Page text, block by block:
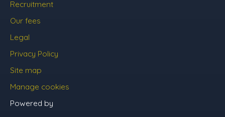
Recruitment
Our fees
Legal
Privacy Policy
Site map
Manage cookies
Powered by